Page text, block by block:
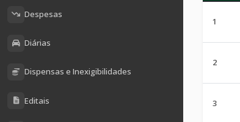
Despesas
Diárias
Dispensas e Inexigibilidades
Editais
1
2
3